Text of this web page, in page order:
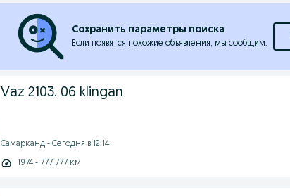
Сохранить параметры поиска
Если появятся похожие объявления, мы сообщим.
Vaz 2103. 06 klingan
Самарканд - Сегодня в 12:14
1974 - 777 777 км